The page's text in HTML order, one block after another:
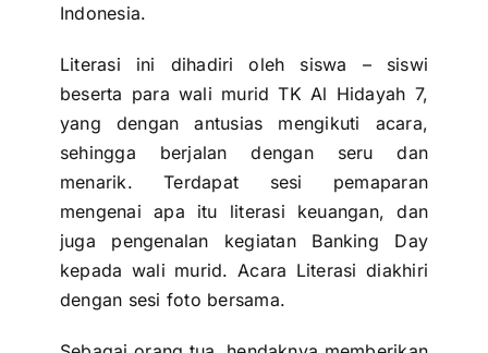
Indonesia.
Literasi ini dihadiri oleh siswa – siswi
beserta para wali murid TK Al Hidayah 7,
yang dengan antusias mengikuti acara,
sehingga berjalan dengan seru dan
menarik. Terdapat sesi pemaparan
mengenai apa itu literasi keuangan, dan
juga pengenalan kegiatan Banking Day
kepada wali murid. Acara Literasi diakhiri
dengan sesi foto bersama.